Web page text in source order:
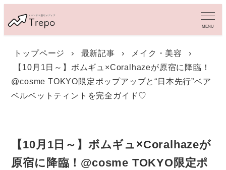
イ
MENU
トップページ 最新記事
メイク・美容
【10月1日～】ボムギュ×Coralhazeが原宿に降臨！
@cosme TOKYO限定ポップアップと“日本先行”ベア
ベルベットティントを完全ガイド♡
【10月1日～】ボムギュ×Coralhazeが
原宿に降臨！@cosme TOKYO限定ポ